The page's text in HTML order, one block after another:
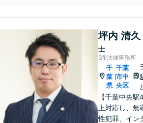
します。ソーシ
受付】
坪内 清久
士
Sfil法律事務所
千
葉
県
千葉
市中
央区
【千葉中央
上対応し、無
性犯罪、イン